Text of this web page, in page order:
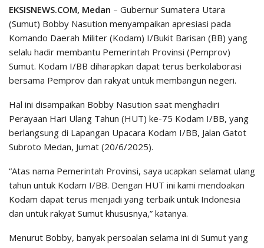
EKSISNEWS.COM, Medan – Gubernur Sumatera Utara
(Sumut) Bobby Nasution menyampaikan apresiasi pada
Komando Daerah Militer (Kodam) I/Bukit Barisan (BB) yang
selalu hadir membantu Pemerintah Provinsi (Pemprov)
Sumut. Kodam I/BB diharapkan dapat terus berkolaborasi
bersama Pemprov dan rakyat untuk membangun negeri.
Hal ini disampaikan Bobby Nasution saat menghadiri
Perayaan Hari Ulang Tahun (HUT) ke-75 Kodam I/BB, yang
berlangsung di Lapangan Upacara Kodam I/BB, Jalan Gatot
Subroto Medan, Jumat (20/6/2025).
“Atas nama Pemerintah Provinsi, saya ucapkan selamat ulang
tahun untuk Kodam I/BB. Dengan HUT ini kami mendoakan
Kodam dapat terus menjadi yang terbaik untuk Indonesia
dan untuk rakyat Sumut khususnya,” katanya.
Menurut Bobby, banyak persoalan selama ini di Sumut yang